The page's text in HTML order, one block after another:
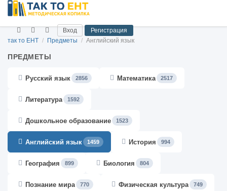
Вход
Регистрация
так то ЕНТ / Предметы / Английский язык
ПРЕДМЕТЫ
Русский язык 2856 Математика 2517
Литература 1592
Дошкольное образование 1523
Английский язык 1459 История 994
География 899 Биология 804
Познание мира 770 Физическая культура 749